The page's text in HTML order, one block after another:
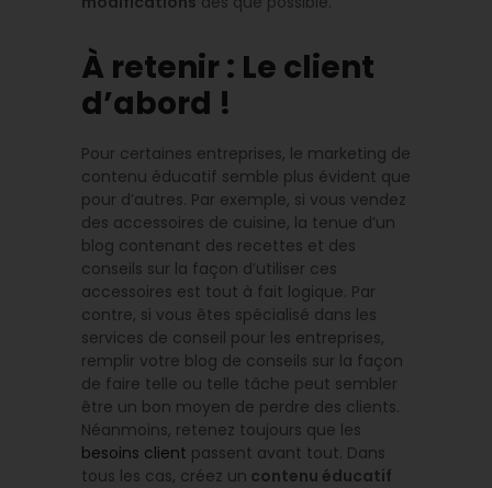
À retenir : Le client
d’abord !
Pour certaines entreprises, le marketing de
contenu éducatif semble plus évident que
pour d’autres. Par exemple, si vous vendez
des accessoires de cuisine, la tenue d’un
blog contenant des recettes et des
conseils sur la façon d’utiliser ces
accessoires est tout à fait logique. Par
contre, si vous êtes spécialisé dans les
services de conseil pour les entreprises,
remplir votre blog de conseils sur la façon
de faire telle ou telle tâche peut sembler
être un bon moyen de perdre des clients.
Néanmoins, retenez toujours que les
besoins client passent avant tout. Dans
tous les cas, créez un contenu éducatif